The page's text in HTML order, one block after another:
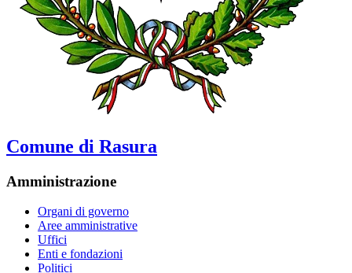
Comune di Rasura
Amministrazione
Organi di governo
Aree amministrative
Uffici
Enti e fondazioni
Politici